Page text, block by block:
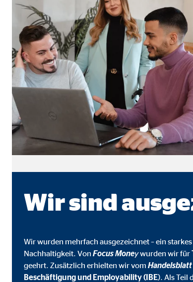
Wir sind
Wir wurden mehrfach ausgezeichnet – ein
Nachhaltigkeit. Von Focus Moneywurden wir für
geehrt. Zusätzlich erhielten wir vom Handelsblatt
Beschäftigung und Employability (IBE). Als Teil
Cookie Laufzeit:
Statistik Cookies
Statistik Cookies erfassen Informationen
Google Analytics | Empfänger:
Name:
Anbieter:
Cookie Laufzeit:
Marketing Cookies
Marketing Cookies werden eingesetzt,
Facebook Pixel | Empfänger: OVB,